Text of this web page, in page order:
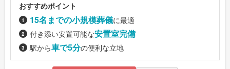
おすすめポイント
15名までの小規模葬儀に最適
付き添い安置可能な安置室完備
駅から車で5分の便利な立地